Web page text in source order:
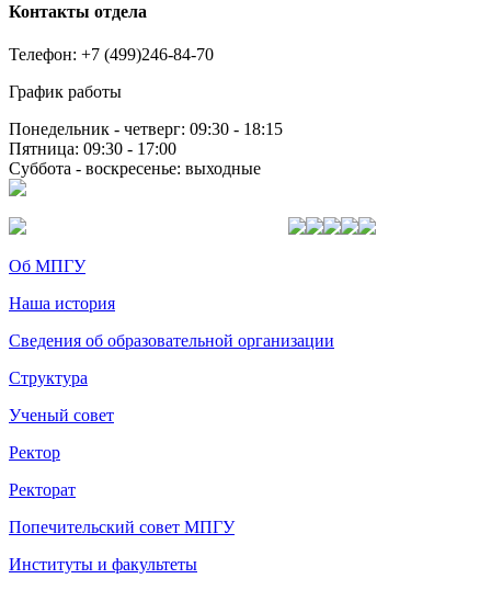
Контакты отдела
Телефон: +7 (499)246-84-70
График работы
Понедельник - четверг: 09:30 - 18:15
Пятница: 09:30 - 17:00
Суббота - воскресенье: выходные
Об МПГУ
Наша история
Сведения об образовательной организации
Структура
Ученый совет
Ректор
Ректорат
Попечительский совет МПГУ
Институты и факультеты